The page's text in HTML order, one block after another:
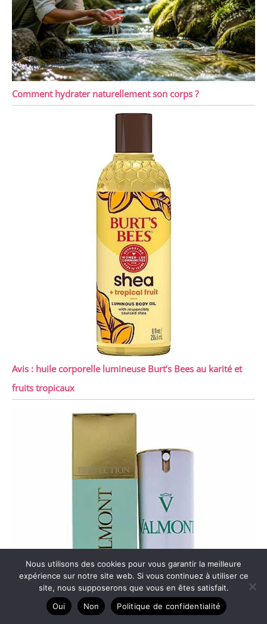
Comment hydrater naturellement son corps ?
Avis : huile corporelle lumineuse Burt’s Bees au karité et
fruits tropicaux
Nous utilisons des cookies pour vous garantir la meilleure
expérience sur notre site web. Si vous continuez à utiliser ce
site, nous supposerons que vous en êtes satisfait.
Oui
Non Politique de confidentialité